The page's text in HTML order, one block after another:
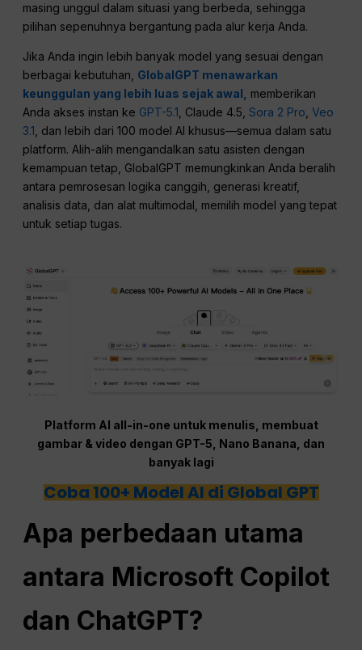
masing unggul dalam situasi yang berbeda, sehingga
pilihan sepenuhnya bergantung pada alur kerja Anda.
Jika Anda ingin lebih banyak model yang sesuai dengan
berbagai kebutuhan, GlobalGPT menawarkan
keunggulan yang lebih luas sejak awal, memberikan
Anda akses instan ke GPT-5.1, Claude 4.5,Sora 2 Pro,Veo
3.1, dan lebih dari 100 model AI khusus—semua dalam satu
platform. Alih-alih mengandalkan satu asisten dengan
kemampuan tetap, GlobalGPT memungkinkan Anda beralih
antara pemrosesan logika canggih, generasi kreatif,
analisis data, dan alat multimodal, memilih model yang tepat
untuk setiap tugas.
Platform AI all-in-one untuk menulis, membuat
gambar & video dengan GPT-5, Nano Banana, dan
banyak lagi
Coba 100+ Model AI di Global GPT
Apa perbedaan utama
antara Microsoft Copilot
dan ChatGPT?